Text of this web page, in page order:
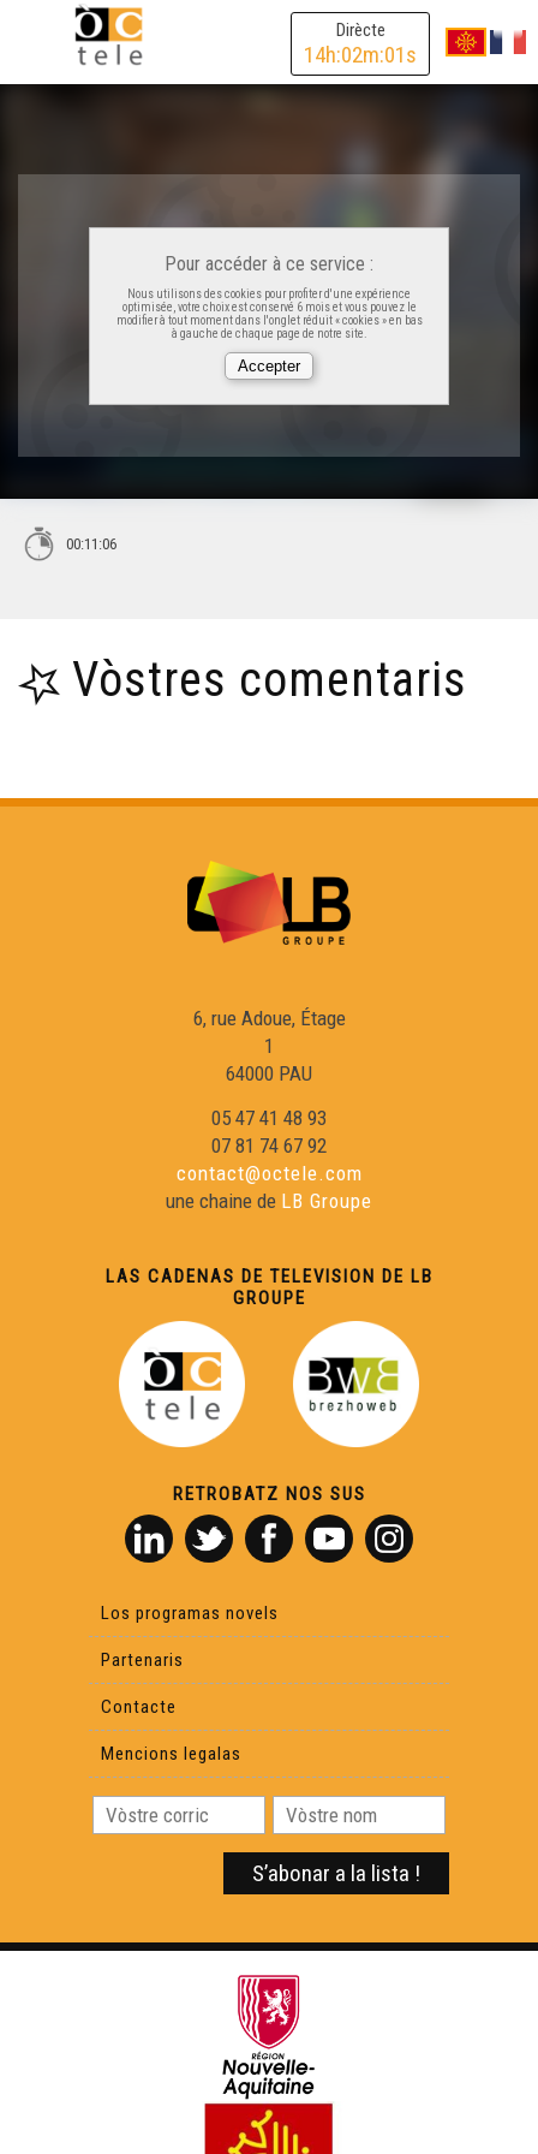
Dirècte
14h:02m:01s
Pour accéder à ce service :
Nous utilisons des cookies pour profiter d'une expérience
optimisée, votre choix est conservé 6 mois et vous pouvez le
modifier à tout moment dans l'onglet réduit « cookies » en bas
à gauche de chaque page de notre site.
00:11:06
Vòstres comentaris
6, rue Adoue, Étage
1
64000 PAU
05 47 41 48 93
07 81 74 67 92
contact@octele.com
une chaine de LB Groupe
LAS CADENAS DE TELEVISION DE LB
GROUPE
RETROBATZ NOS SUS
Los programas novels
Partenaris
Contacte
Mencions legalas